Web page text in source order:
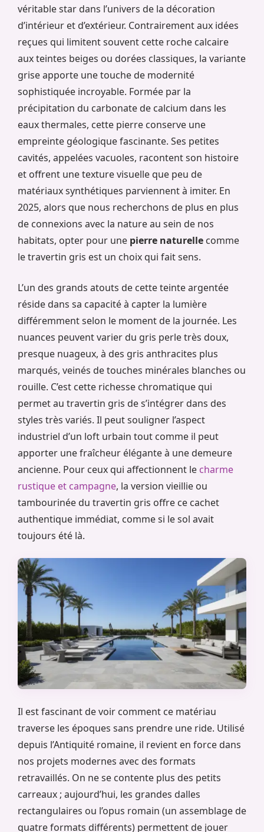
véritable star dans l’univers de la décoration
d’intérieur et d’extérieur. Contrairement aux idées
reçues qui limitent souvent cette roche calcaire
aux teintes beiges ou dorées classiques, la variante
grise apporte une touche de modernité
sophistiquée incroyable. Formée par la
précipitation du carbonate de calcium dans les
eaux thermales, cette pierre conserve une
empreinte géologique fascinante. Ses petites
cavités, appelées vacuoles, racontent son histoire
et offrent une texture visuelle que peu de
matériaux synthétiques parviennent à imiter. En
2025, alors que nous recherchons de plus en plus
de connexions avec la nature au sein de nos
habitats, opter pour une pierre naturelle comme
le travertin gris est un choix qui fait sens.
L’un des grands atouts de cette teinte argentée
réside dans sa capacité à capter la lumière
différemment selon le moment de la journée. Les
nuances peuvent varier du gris perle très doux,
presque nuageux, à des gris anthracites plus
marqués, veinés de touches minérales blanches ou
rouille. C’est cette richesse chromatique qui
permet au travertin gris de s’intégrer dans des
styles très variés. Il peut souligner l’aspect
industriel d’un loft urbain tout comme il peut
apporter une fraîcheur élégante à une demeure
ancienne. Pour ceux qui affectionnent le charme
rustique et campagne, la version vieillie ou
tambourinée du travertin gris offre ce cachet
authentique immédiat, comme si le sol avait
toujours été là.
Il est fascinant de voir comment ce matériau
traverse les époques sans prendre une ride. Utilisé
depuis l’Antiquité romaine, il revient en force dans
nos projets modernes avec des formats
retravaillés. On ne se contente plus des petits
carreaux ; aujourd’hui, les grandes dalles
rectangulaires ou l’opus romain (un assemblage de
quatre formats différents) permettent de jouer